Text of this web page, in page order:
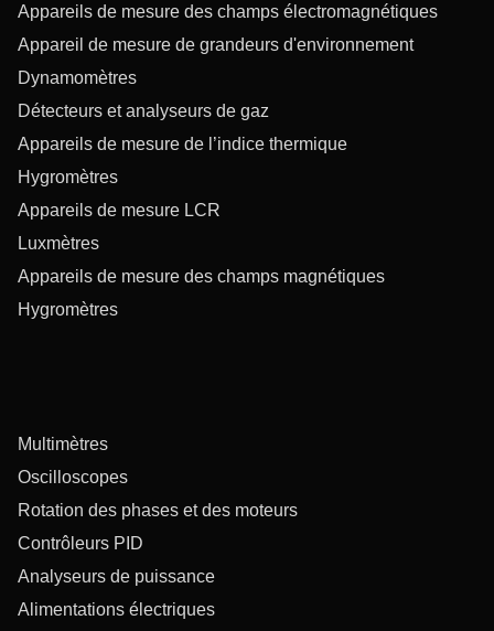
Appareils de mesure des champs électromagnétiques
Appareil de mesure de grandeurs d'environnement
Dynamomètres
Détecteurs et analyseurs de gaz
Appareils de mesure de l’indice thermique
Hygromètres
Appareils de mesure LCR
Luxmètres
Appareils de mesure des champs magnétiques
Hygromètres
Multimètres
Oscilloscopes
Rotation des phases et des moteurs
Contrôleurs PID
Analyseurs de puissance
Alimentations électriques